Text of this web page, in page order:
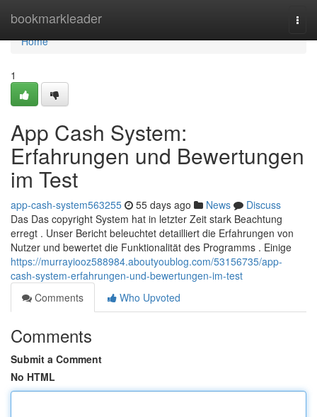
bookmarkleader
Home
Home
1
App Cash System:
Erfahrungen und Bewertungen
im Test
app-cash-system563255 55 days ago News
Discuss
Das Das copyright System hat in letzter Zeit stark Beachtung
erregt . Unser Bericht beleuchtet detailliert die Erfahrungen von
Nutzer und bewertet die Funktionalität des Programms . Einige
https://murrayiooz588984.aboutyoublog.com/53156735/app-
cash-system-erfahrungen-und-bewertungen-im-test
Comments
Who Upvoted
Comments
Submit a Comment
No HTML